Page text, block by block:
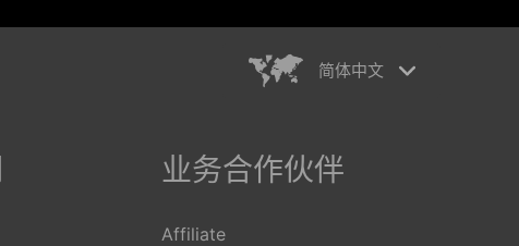
简体中文
繁體中文
业务合作伙伴
Affiliate